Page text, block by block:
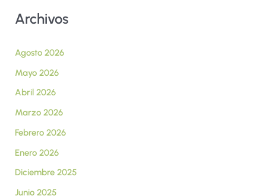
Archivos
Agosto 2026
Mayo 2026
Abril 2026
Marzo 2026
Febrero 2026
Enero 2026
Diciembre 2025
Junio 2025